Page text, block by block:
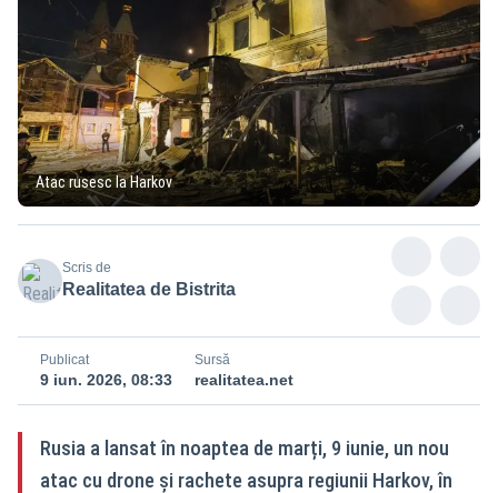
Atac rusesc la Harkov
Scris de
Realitatea de Bistrita
Publicat
9 iun. 2026, 08:33
Sursă
realitatea.net
Rusia a lansat în noaptea de marți, 9 iunie, un nou
atac cu drone și rachete asupra regiunii Harkov, în